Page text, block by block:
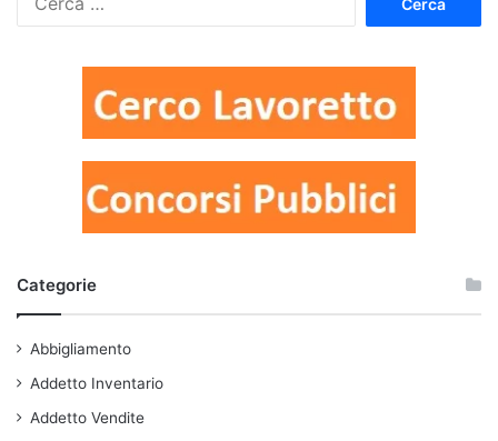
Categorie
Abbigliamento
Addetto Inventario
Addetto Vendite